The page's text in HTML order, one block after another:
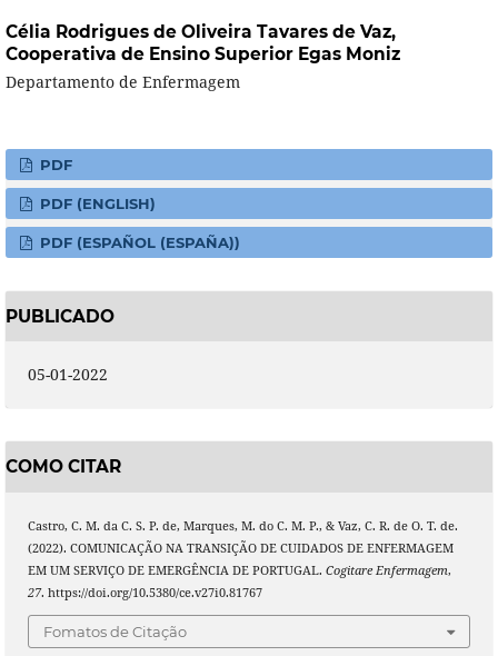
Célia Rodrigues de Oliveira Tavares de Vaz,
Cooperativa de Ensino Superior Egas Moniz
Departamento de Enfermagem
PDF
PDF (ENGLISH)
PDF (ESPAÑOL (ESPAÑA))
PUBLICADO
05-01-2022
COMO CITAR
Castro, C. M. da C. S. P. de, Marques, M. do C. M. P., & Vaz, C. R. de O. T. de.
(2022). COMUNICAÇÃO NA TRANSIÇÃO DE CUIDADOS DE ENFERMAGEM
EM UM SERVIÇO DE EMERGÊNCIA DE PORTUGAL. Cogitare Enfermagem,
27. https://doi.org/10.5380/ce.v27i0.81767
Fomatos de Citação